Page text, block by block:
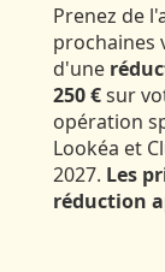
Prenez de
prochaines
d'une
250 €sur
opération
Lookéa et
2027. Les
réduction